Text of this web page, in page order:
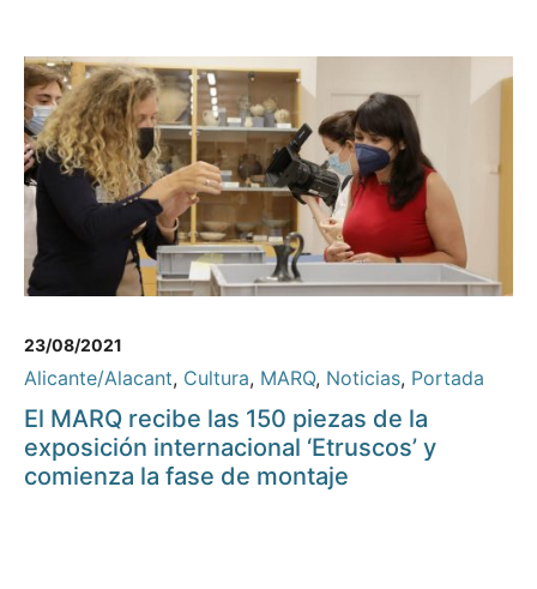
23/08/2021
Alicante/Alacant, Cultura, MARQ, Noticias, Portada
El MARQ recibe las 150 piezas de la
exposición internacional ‘Etruscos’ y
comienza la fase de montaje